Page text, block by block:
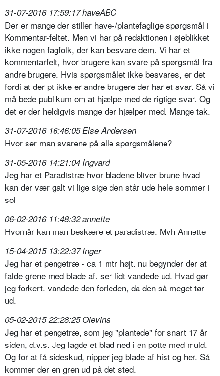
31-07-2016 17:59:17 haveABC
Der er mange der stiller have-/plantefaglige spørgsmål i
Kommentar-feltet. Men vi har på redaktionen i øjeblikket
ikke nogen fagfolk, der kan besvare dem. Vi har et
kommentarfelt, hvor brugere kan svare på spørgsmål fra
andre brugere. Hvis spørgsmålet ikke besvares, er det
fordi at der pt ikke er andre brugere der har et svar. Så vi
må bede publikum om at hjælpe med de rigtige svar. Og
det er der heldigvis mange der hjælper med. Mange tak.
31-07-2016 16:46:05 Else Andersen
Hvor ser man svarene på alle spørgsmålene?
31-05-2016 14:21:04 Ingvard
Jeg har et Paradistræ hvor bladene bliver brune hvad
kan der vær galt vi lige sige den står ude hele sommer i
sol
06-02-2016 11:48:32 annette
Hvornår kan man beskære et paradistræ. Mvh Annette
15-04-2015 13:22:37 Inger
Jeg har et pengetræ - ca 1 mtr højt. nu begynder der at
falde grene med blade af. ser lidt vandede ud. Hvad gør
jeg forkert. vandede den forleden, da den så meget tør
ud.
05-02-2015 22:28:25 Olevina
Jeg har et pengetræ, som jeg "plantede" for snart 17 år
siden, d.v.s. Jeg lagde et blad ned i en potte med muld.
Og for at få sideskud, nipper jeg blade af hist og her. Så
kommer der en gren ud på det sted.